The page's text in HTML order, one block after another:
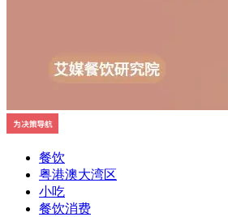
餐饮
粤港澳大湾区
小吃
餐饮消费